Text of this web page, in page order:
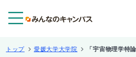
トップ 愛媛大学大学院 「宇宙物理学特